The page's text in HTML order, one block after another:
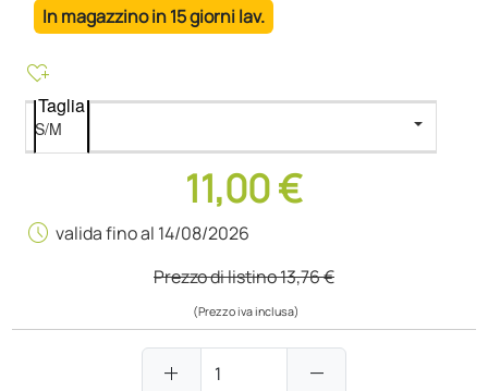
In magazzino in 15 giorni lav.
heart_plus
Taglia
11,00 €
schedule valida fino al 14/08/2026
Prezzo di listino13,76 €
(Prezzo iva inclusa)
add remove